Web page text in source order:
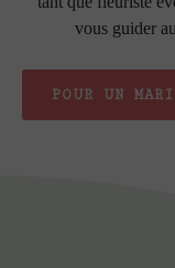
vous guider
POUR UN